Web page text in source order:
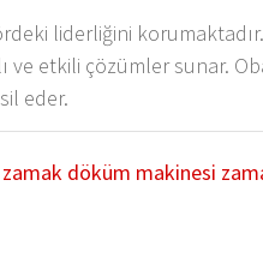
liderliğini korumaktadır.
ve etkili çözümler sunar.
eder.
zamak döküm makinesi